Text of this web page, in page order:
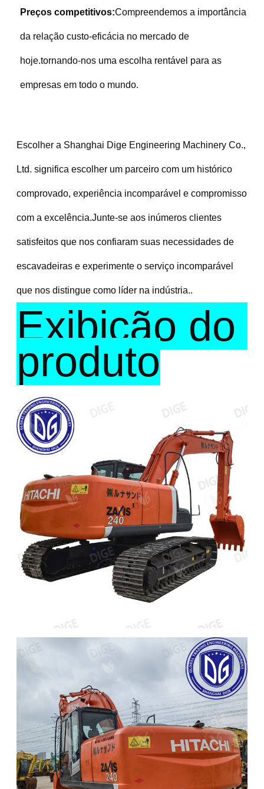
Preços competitivos:Compreendemos a importância
da relação custo-eficácia no mercado de
hoje.tornando-nos uma escolha rentável para as
empresas em todo o mundo.
Escolher a Shanghai Dige Engineering Machinery Co.,
Ltd. significa escolher um parceiro com um histórico
comprovado, experiência incomparável e compromisso
com a excelência.Junte-se aos inúmeros clientes
satisfeitos que nos confiaram suas necessidades de
escavadeiras e experimente o serviço incomparável
que nos distingue como líder na indústria..
Exibição do
produto